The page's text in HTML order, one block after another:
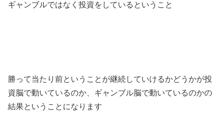
ギャンブルではなく投資をしているということ
勝って当たり前ということが継続していけるかどうかが投
資脳で動いているのか、ギャンブル脳で動いているのかの
結果ということになります